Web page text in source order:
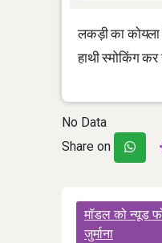
लकड़ी का कोयला
हाथी स्मोकिंग कर
No Data
Share on
Post
मॉडल को न्यूड
जुर्माना